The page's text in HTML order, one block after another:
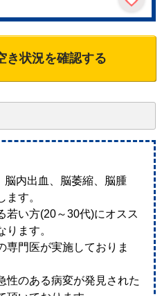
き状況を確認する
内出血、脳萎縮、脳腫
す。
い方(20～30代)にオスス
ります。
門医が実施しておりま
のある病変が発見された